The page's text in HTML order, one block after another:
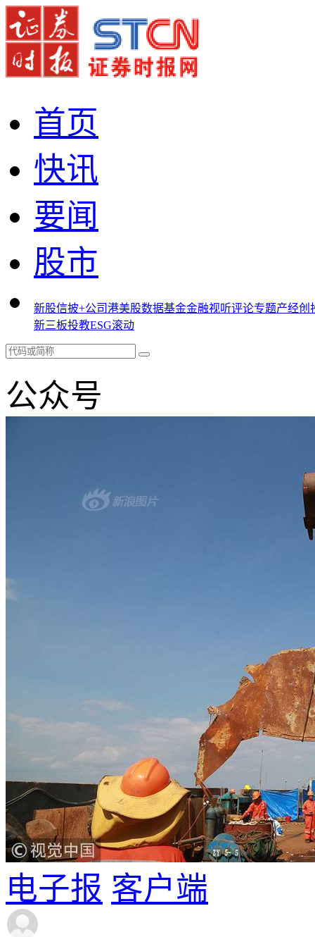
首页
快讯
要闻
股市
新股信披+公司港美股数据基金金融视听评论专题产经创
新三板投教ESG滚动
公众号
电子报 客户端